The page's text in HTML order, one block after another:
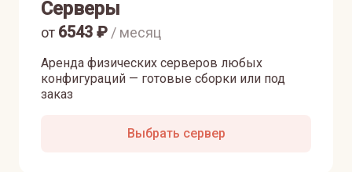
Серверы
Аренда физических серверов любых
конфигураций — готовые сборки или под
заказ
от 6543 ₽ / месяц
Выбрать сервер